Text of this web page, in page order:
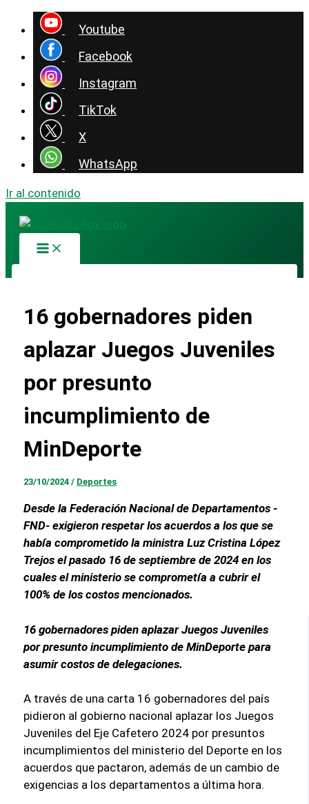
Youtube
Facebook
Instagram
TikTok
X
WhatsApp
Ir al contenido
16 gobernadores piden
aplazar Juegos Juveniles
por presunto
incumplimiento de
MinDeporte
23/10/2024/ Deportes
Desde la Federación Nacional de Departamentos -
FND- exigieron respetar los acuerdos a los que se
había comprometido la ministra Luz Cristina López
Trejos el pasado 16 de septiembre de 2024 en los
cuales el ministerio se comprometía a cubrir el
100% de los costos mencionados.
16 gobernadores piden aplazar Juegos Juveniles
por presunto incumplimiento de MinDeporte para
asumir costos de delegaciones.
A través de una carta 16 gobernadores del país
pidieron al gobierno nacional aplazar los Juegos
Juveniles del Eje Cafetero 2024 por presuntos
incumplimientos del ministerio del Deporte en los
acuerdos que pactaron, además de un cambio de
exigencias a los departamentos a última hora.